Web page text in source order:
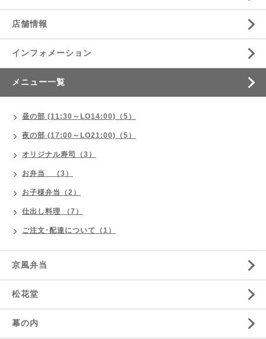
店舗情報
インフォメーション
メニュー一覧
昼の部 (11:30～LO14:00)（5）
夜の部 (17:00～LO21:00)（5）
オリジナル寿司（3）
お弁当 （3）
お子様弁当（2）
仕出し料理 （7）
ご注文･配達について（1）
京風弁当
松花堂
幕の内